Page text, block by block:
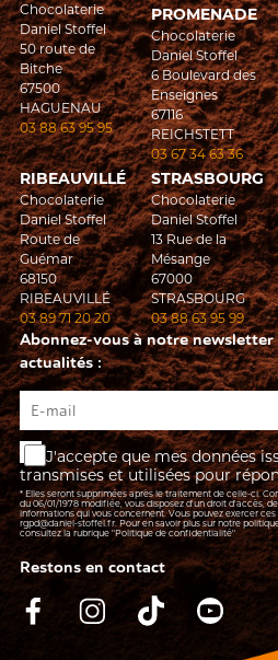
Chocolaterie
Daniel Stoffel
50 route de
Bitche
67500
HAGUENAU
03 88 63 95 95
PROMENADE
Chocolaterie
Daniel Stoffel
6 Boulevard des
Enseignes
67116
REICHSTETT
03 67 34 63 36
RIBEAUVILLÉ
Chocolaterie
Daniel Stoffel
Route de
Guémar
68150
RIBEAUVILLÉ
03 89 71 20 20
STRASBOURG
Chocolaterie
Daniel Stoffel
13 Rue de la
Mésange
67000
STRASBOURG
03 88 63 95 99
Abonnez-vous à notre
actualités :
J'accepte que mes données
transmises et utilisées pour
* Elles seront supprimées après le traitement de celle-ci.
du 06/01/1978 modifiée, vous disposez d'un droit d'accès,
informations qui vous concernent. Vous pouvez exercer
rgpd@daniel-stoffel.fr. Pour en savoir plus sur notre
consultez la rubrique "Politique de confidentialité"
Restons en contact